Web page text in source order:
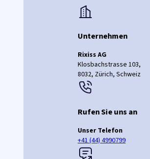
Unternehmen
Rixiss AG
Klosbachstrasse 103,
8032, Zürich, Schweiz
Rufen Sie uns an
Unser Telefon
+41 (44) 4990799